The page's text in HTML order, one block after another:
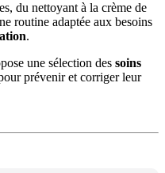
du nettoyant à la crème de
routine adaptée aux besoins
.
une sélection des soins
prévenir et corriger leur